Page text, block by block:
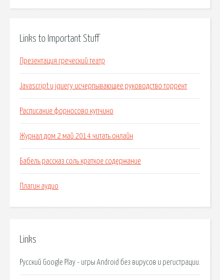
Links to Important Stuff
Презентация греческий театр
Javascript и jquery исчерпывающее руководство торрент
Расписание форносово купчино
Журнал дом 2 май 2014 читать онлайн
Бабель рассказ соль краткое содержание
Плагин аудио
Links
Русский Google Play - игры Android без вирусов и регистрации.